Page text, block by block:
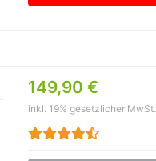
149,90 €
inkl. 19% gesetzlicher MwSt.